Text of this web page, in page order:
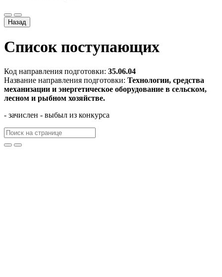
Назад
Список поступающих
Код направления подготовки: 35.06.04
Название направления подготовки: Технологии, средства
механизации и энергетическое оборудование в сельском,
лесном и рыбном хозяйстве.
- зачислен - выбыл из конкурса